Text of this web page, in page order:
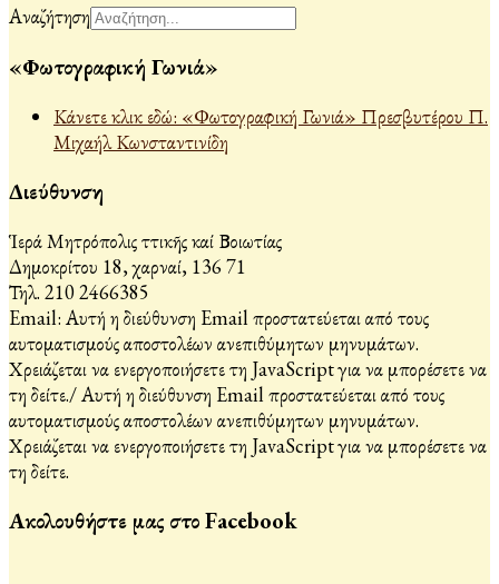
Αναζήτηση
«Φωτογραφική Γωνιά»
Κάνετε κλικ εδώ: «Φωτογραφική Γωνιά» Πρεσβυτέρου Π.
Μιχαήλ Κωνσταντινίδη
Διεύθυνση
Ἱερά Μητρόπολις Ἀττικῆς καί Βοιωτίας
Δημοκρίτου 18, Ἀχαρναί, 136 71
Τηλ. 210 2466385
Email: Αυτή η διεύθυνση Email προστατεύεται από τους
αυτοματισμούς αποστολέων ανεπιθύμητων μηνυμάτων.
Χρειάζεται να ενεργοποιήσετε τη JavaScript για να μπορέσετε να
τη δείτε./Αυτή η διεύθυνση Email προστατεύεται από τους
αυτοματισμούς αποστολέων ανεπιθύμητων μηνυμάτων.
Χρειάζεται να ενεργοποιήσετε τη JavaScript για να μπορέσετε να
τη δείτε.
Ακολουθήστε μας στο Facebook